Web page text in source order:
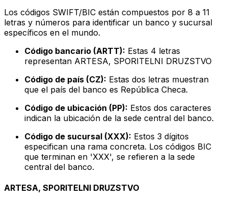
Los códigos SWIFT/BIC están compuestos por 8 a 11
letras y números para identificar un banco y sucursal
específicos en el mundo.
Código bancario (ARTT): Estas 4 letras
representan ARTESA, SPORITELNI DRUZSTVO
Código de país (CZ): Estas dos letras muestran
que el país del banco es República Checa.
Código de ubicación (PP): Estos dos caracteres
indican la ubicación de la sede central del banco.
Código de sucursal (XXX): Estos 3 dígitos
especifican una rama concreta. Los códigos BIC
que terminan en 'XXX', se refieren a la sede
central del banco.
ARTESA, SPORITELNI DRUZSTVO